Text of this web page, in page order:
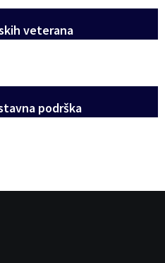
veterana
podrška